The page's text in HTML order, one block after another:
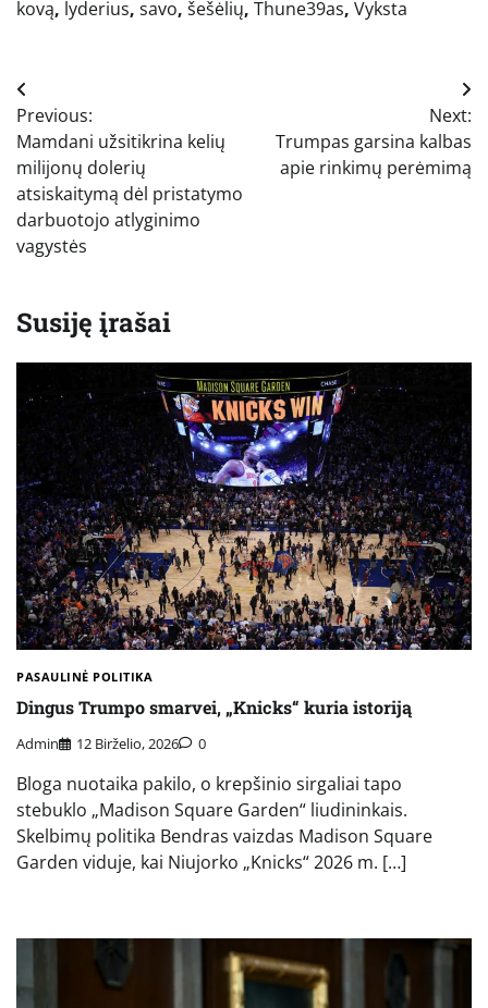
kovą, lyderius, savo, šešėlių, Thune39as, Vyksta
Navigacija
tarp
įrašų
Previous:
Mamdani užsitikrina kelių
milijonų dolerių
atsiskaitymą dėl pristatymo
darbuotojo atlyginimo
vagystės
Next:
Trumpas garsina kalbas
apie rinkimų perėmimą
Susiję įrašai
PASAULINĖ POLITIKA
Dingus Trumpo smarvei, „Knicks“ kuria istoriją
Admin 12 Birželio, 2026 0
Bloga nuotaika pakilo, o krepšinio sirgaliai tapo
stebuklo „Madison Square Garden“ liudininkais.
Skelbimų politika Bendras vaizdas Madison Square
Garden viduje, kai Niujorko „Knicks“ 2026 m. […]